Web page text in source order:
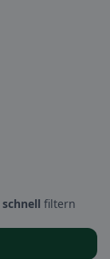
schnell filtern